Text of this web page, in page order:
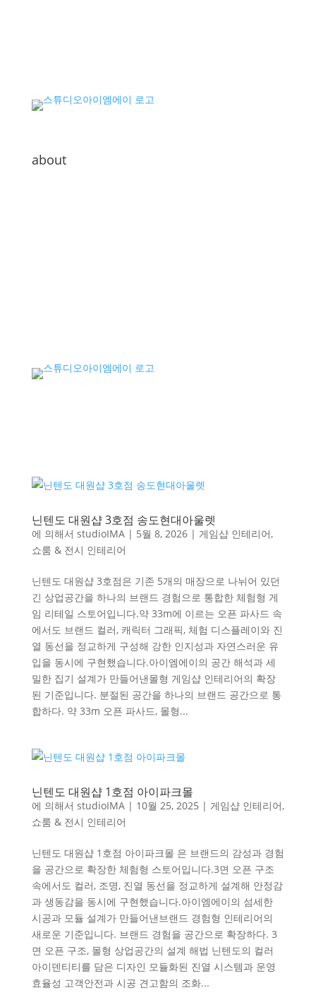
about
닌텐도 대원샵 3호점 송도현대아울렛
에 의해서 studioIMA| 5월 8, 2026| 게임샵 인테리어,
쇼룸 & 전시 인테리어
닌텐도 대원샵 3호점은 기존 5개의 매장으로 나뉘어 있던
긴 상업공간을 하나의 브랜드 경험으로 통합한 체험형 게
임 리테일 스토어입니다.약 33m에 이르는 오픈 파사드 속
에서도 브랜드 컬러, 캐릭터 그래픽, 체험 디스플레이와 진
열 동선을 정교하게 구성해 강한 인지성과 자연스러운 유
입을 동시에 구현했습니다.아이엠에이의 공간 해석과 세
밀한 집기 설계가 만들어낸몰형 게임샵 인테리어의 확장
된 기준입니다. 분절된 공간을 하나의 브랜드 공간으로 통
합하다. 약 33m 오픈 파사드, 몰형...
닌텐도 대원샵 1호점 아이파크몰
에 의해서 studioIMA| 10월 25, 2025 | 게임샵 인테리어,
쇼룸 & 전시 인테리어
닌텐도 대원샵 1호점 아이파크몰 은 브랜드의 감성과 경험
을 공간으로 확장한 체험형 스토어입니다.3면 오픈 구조
속에서도 컬러, 조명, 진열 동선을 정교하게 설계해 안정감
과 생동감을 동시에 구현했습니다.아이엠에이의 섬세한
시공과 모듈 설계가 만들어낸브랜드 경험형 인테리어의
새로운 기준입니다. 브랜드 경험을 공간으로 확장하다. 3
면 오픈 구조, 몰형 상업공간의 설계 해법 닌텐도의 컬러
아이덴티티를 담은 디자인 모듈화된 진열 시스템과 운영
효율성 고객안전과 시공 견고함의 조화...